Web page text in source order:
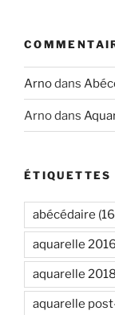
Arnodans
Arnodans
ÉTIQUETTES
abécédaire
aquarelle 2016
aquarelle 2018
aquarelle